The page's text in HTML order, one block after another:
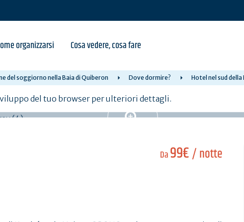
organizzarsi Cosa vedere, cosa fare
del soggiorno nella Baia di Quiberon Dove dormire? Hotel nel sud
del tuo browser per ulteriori dettagli.
Da99€/ notte